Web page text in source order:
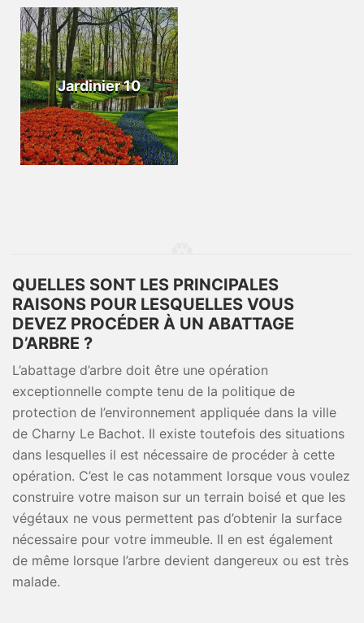
Jardinier 10
QUELLES SONT LES PRINCIPALES
RAISONS POUR LESQUELLES VOUS
DEVEZ PROCÉDER À UN ABATTAGE
D’ARBRE ?
L’abattage d’arbre doit être une opération
exceptionnelle compte tenu de la politique de
protection de l’environnement appliquée dans la ville
de Charny Le Bachot. Il existe toutefois des situations
dans lesquelles il est nécessaire de procéder à cette
opération. C’est le cas notamment lorsque vous voulez
construire votre maison sur un terrain boisé et que les
végétaux ne vous permettent pas d’obtenir la surface
nécessaire pour votre immeuble. Il en est également
de même lorsque l’arbre devient dangereux ou est très
malade.